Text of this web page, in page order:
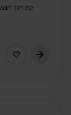
onze